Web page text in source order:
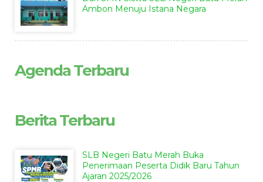
Ambon Menuju Istana Negara
Agenda Terbaru
Berita Terbaru
SLB Negeri Batu Merah Buka
Penerimaan Peserta Didik Baru Tahun
Ajaran 2025/2026